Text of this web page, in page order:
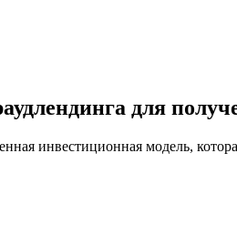
для
инвестиционная модель,